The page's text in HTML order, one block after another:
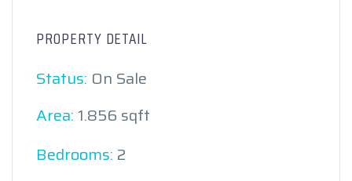
PROPERTY DETAIL
Status: On Sale
Area: 1.856 sqft
Bedrooms: 2